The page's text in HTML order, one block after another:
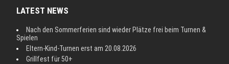
LATEST NEWS
Nach den Sommerferien sind wieder Plätze frei beim Turnen &
Spielen
Eltern-Kind-Turnen erst am 20.08.2026
Grillfest für 50+